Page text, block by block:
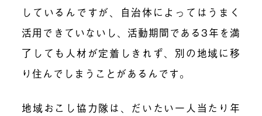
しているんですが、自治体によってはうまく
活用できていないし、活動期間である3年を満
了しても人材が定着しきれず、別の地域に移
り住んでしまうことがあるんです。
地域おこし協力隊は、だいたい一人当たり 年